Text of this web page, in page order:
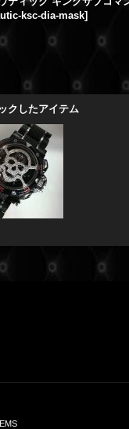
ksc-dia-mask]
クしたアイテム